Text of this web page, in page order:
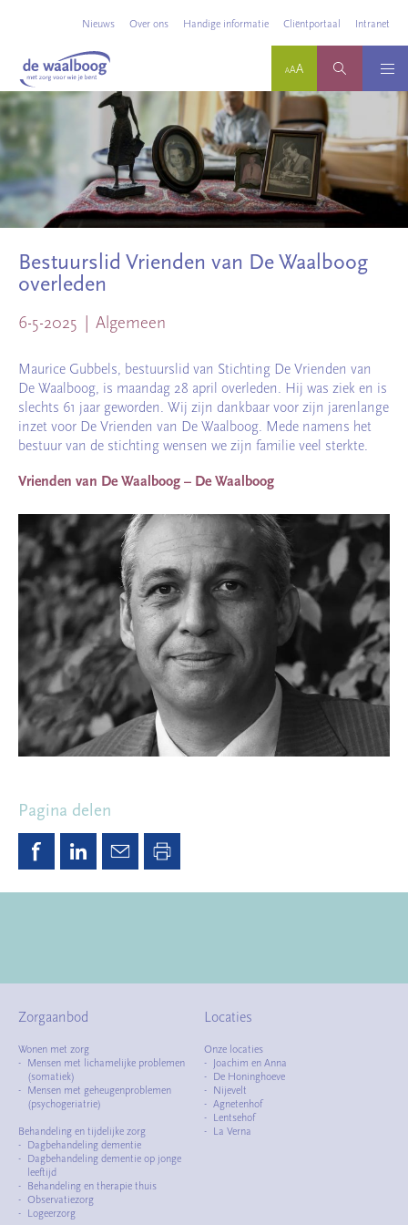
Nieuws Over ons Handige informatie Cliëntportaal Intranet
Bestuurslid Vrienden van De Waalboog
overleden
6-5-2025 Algemeen
Maurice Gubbels, bestuurslid van Stichting De Vrienden van
De Waalboog, is maandag 28 april overleden. Hij was ziek en is
slechts 61 jaar geworden. Wij zijn dankbaar voor zijn jarenlange
inzet voor De Vrienden van De Waalboog. Mede namens het
bestuur van de stichting wensen we zijn familie veel sterkte.
Vrienden van De Waalboog – De Waalboog
Pagina delen
Zorgaanbod
Wonen met zorg
Mensen met lichamelijke problemen
(somatiek)
Mensen met geheugenproblemen
(psychogeriatrie)
Behandeling en tijdelijke zorg
Dagbehandeling dementie
Dagbehandeling dementie op jonge
leeftijd
Behandeling en therapie thuis
Observatiezorg
Logeerzorg
Locaties
Onze locaties
Joachim en Anna
De Honinghoeve
Nijevelt
Agnetenhof
Lentsehof
La Verna